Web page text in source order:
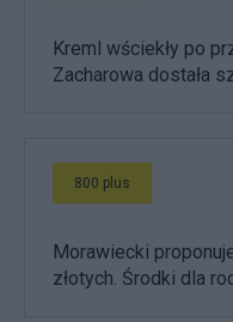
Kreml wściekły po
Zacharowa dostała
800 plus
Morawiecki
złotych. Środki dla